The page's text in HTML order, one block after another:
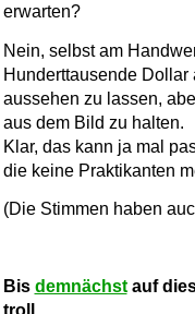
erwarten?
Nein, selbst am
Hunderttausende Dollar
aussehen zu lassen,
aus dem Bild zu halten.
Klar, das kann ja mal
die keine Praktikanten
(Die Stimmen haben
Bis demnächstauf
troll